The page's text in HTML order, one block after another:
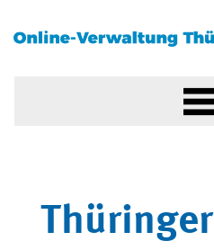
Thüringer